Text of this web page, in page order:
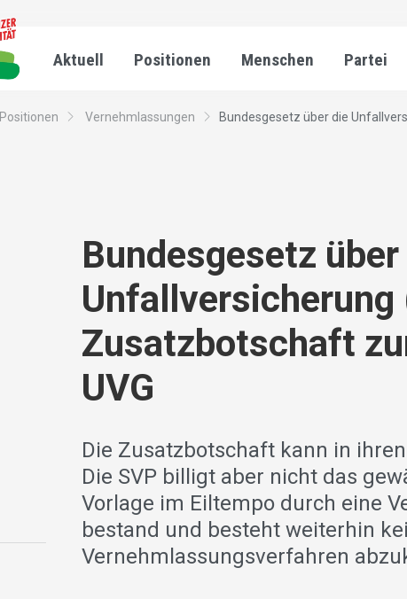
Aktuell Positionen Menschen Partei
Positionen Vernehmlassungen Bundesgesetz über die
Bundesgesetz
Unfallversicherung
Zusatzbotschaft
UVG
Die Zusatzbotschaft kann in
Die SVP billigt aber nicht das
Vorlage im Eiltempo durch eine
bestand und besteht weiterhin
Vernehmlassungsverfahren